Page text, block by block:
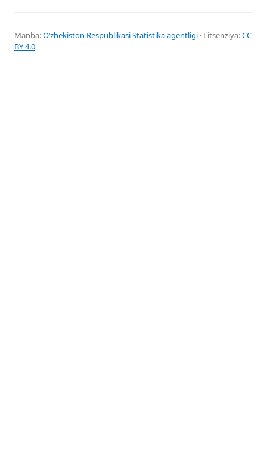
Manba:Oʻzbekiston Respublikasi Statistika agentligi · Litsenziya:CC
BY 4.0